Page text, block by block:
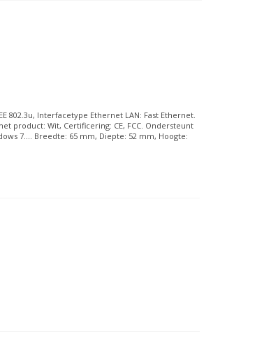
802.3u, Interfacetype Ethernet LAN: Fast Ethernet.
product: Wit, Certificering: CE, FCC. Ondersteunt
7.... Breedte: 65 mm, Diepte: 52 mm, Hoogte: